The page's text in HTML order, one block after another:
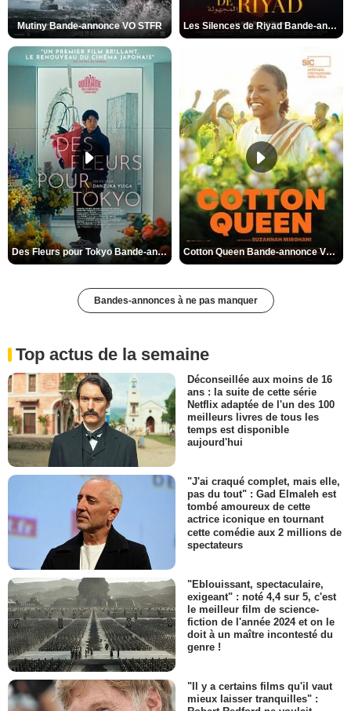
Mutiny Bande-annonce VO STFR Les Silences de Riyad Bande-annonce VO STFR
Des Fleurs pour Tokyo Bande-annonce VO STFR Cotton Queen Bande-annonce VO STFR
Bandes-annonces à ne pas manquer
Top actus de la semaine
Déconseillée aux moins de 16
ans : la suite de cette série
Netflix adaptée de l'un des 100
meilleurs livres de tous les
temps est disponible
aujourd'hui
"J'ai craqué complet, mais elle,
pas du tout" : Gad Elmaleh est
tombé amoureux de cette
actrice iconique en tournant
cette comédie aux 2 millions de
spectateurs
"Eblouissant, spectaculaire,
exigeant" : noté 4,4 sur 5, c'est
le meilleur film de science-
fiction de l'année 2024 et on le
doit à un maître incontesté du
genre !
"Il y a certains films qu'il vaut
mieux laisser tranquilles" :